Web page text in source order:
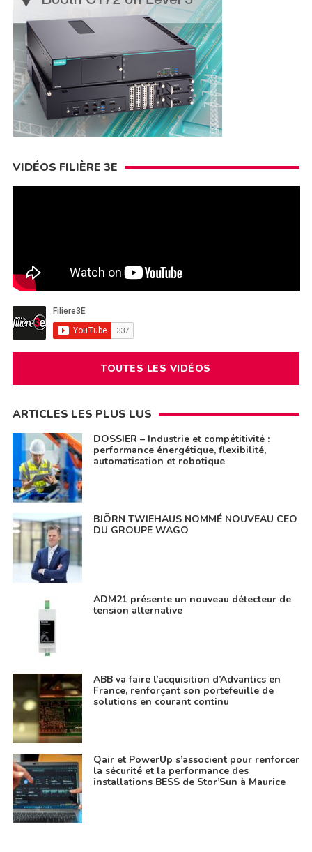
VIDÉOS FILIÈRE 3E
TOUTES LES VIDÉOS
ARTICLES LES PLUS LUS
DOSSIER – Industrie et compétitivité :
performance énergétique, flexibilité,
automatisation et robotique
BJÖRN TWIEHAUS NOMMÉ NOUVEAU CEO
DU GROUPE WAGO
ADM21 présente un nouveau détecteur de
tension alternative
ABB va faire l’acquisition d’Advantics en
France, renforçant son portefeuille de
solutions en courant continu
Qair et PowerUp s’associent pour renforcer
la sécurité et la performance des
installations BESS de Stor’Sun à Maurice